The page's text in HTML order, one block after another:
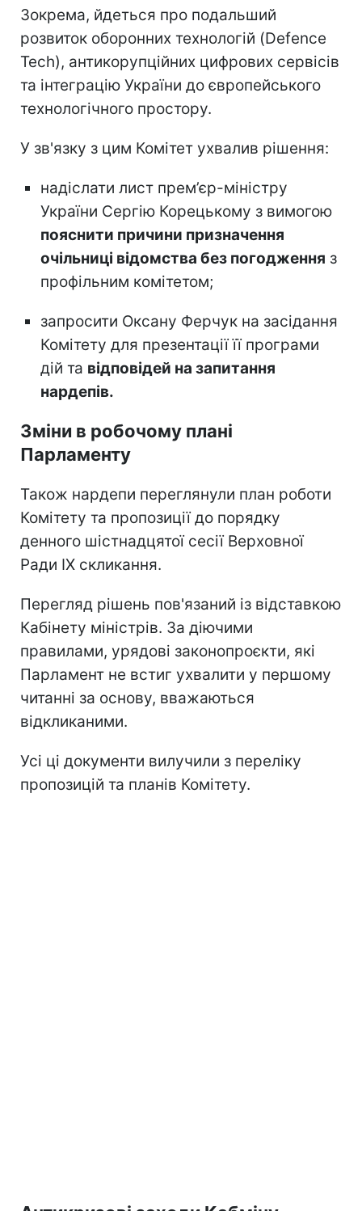
Зокрема, йдеться про подальший
розвиток оборонних технологій (Defence
Tech), антикорупційних цифрових сервісів
та інтеграцію України до європейського
технологічного простору.
У зв'язку з цим Комітет ухвалив рішення:
надіслати лист прем’єр-міністру
України Сергію Корецькому з вимогою
пояснити причини призначення
очільниці відомства без погодження з
профільним комітетом;
запросити Оксану Ферчук на засідання
Комітету для презентації її програми
дій та відповідей на запитання
нардепів.
Зміни в робочому плані
Парламенту
Також нардепи переглянули план роботи
Комітету та пропозиції до порядку
денного шістнадцятої сесії Верховної
Ради IX скликання.
Перегляд рішень пов'язаний із відставкою
Кабінету міністрів. За діючими
правилами, урядові законопроєкти, які
Парламент не встиг ухвалити у першому
читанні за основу, вважаються
відкликаними.
Усі ці документи вилучили з переліку
пропозицій та планів Комітету.